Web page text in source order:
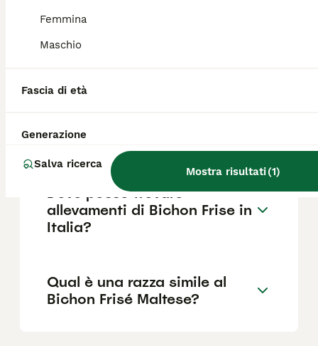
Femmina
Maschio
Fascia di età
Generazione
Salva ricerca
Mostra risultati(1)
Quanto dura la vita di un
Maltese e Bichon Frise?
Dove posso trovare
allevamenti di Bichon Frise in
Italia?
Qual è una razza simile al
Bichon Frisé Maltese?